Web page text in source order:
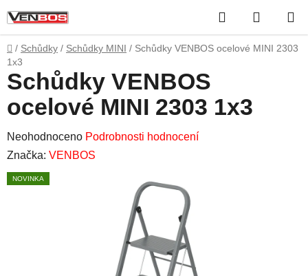
na
obsah
Hledat
KOŠÍK
Domů
/ Schůdky / Schůdky MINI / Schůdky VENBOS ocelové MINI 2303
1x3
Schůdky VENBOS
ocelové MINI 2303 1x3
Průměrné
hodnocení
produktu
Neohodnoceno Podrobnosti hodnocení
Značka: VENBOS
NOVINKA